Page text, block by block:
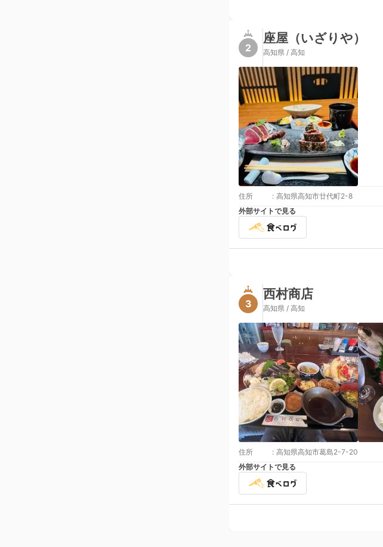
2
座屋（いざりや）
高知県 / 高知
住所 : 高知県高知市廿代町2-8
外部サイトで見る
3
西村商店
高知県 / 高知
住所 : 高知県高知市葛島2-7-20
外部サイトで見る